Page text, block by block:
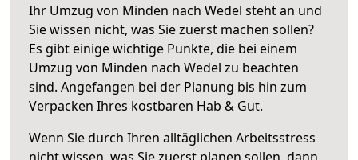
Ihr Umzug von Minden nach Wedel steht an und
Sie wissen nicht, was Sie zuerst machen sollen?
Es gibt einige wichtige Punkte, die bei einem
Umzug von Minden nach Wedel zu beachten
sind. Angefangen bei der Planung bis hin zum
Verpacken Ihres kostbaren Hab & Gut.
Wenn Sie durch Ihren alltäglichen Arbeitsstress